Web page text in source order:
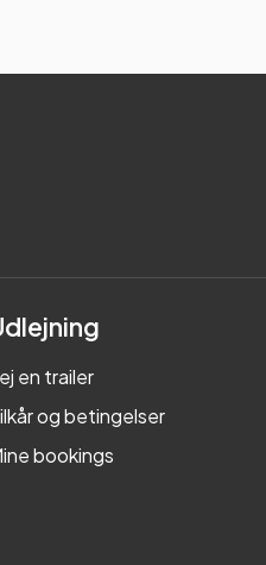
en trailer
og betingelser
bookings